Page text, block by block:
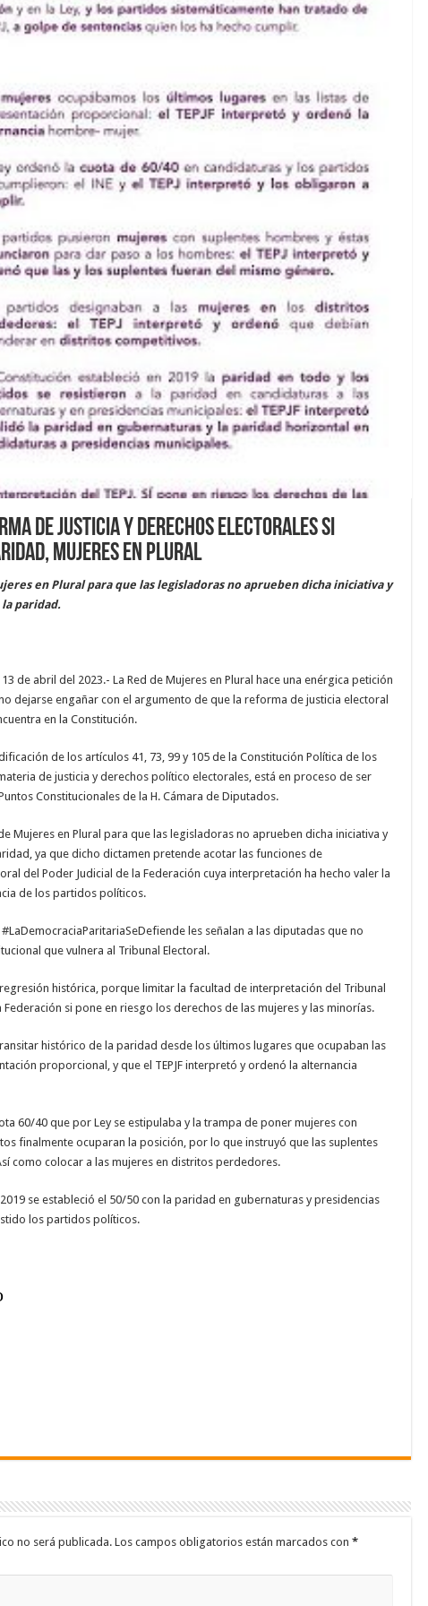
de justicia y derechos electorales si
Mujeres en Plural
en Plural para que las legisladoras no aprueben dicha iniciativa y
paridad.
de abril del 2023.- La Red de Mujeres en Plural hace una enérgica petición
dejarse engañar con el argumento de que la reforma de justicia electoral
en la Constitución.
de los artículos 41, 73, 99 y 105 de la Constitución Política de los
de justicia y derechos político electorales, está en proceso de ser
Constitucionales de la H. Cámara de Diputados.
Mujeres en Plural para que las legisladoras no aprueben dicha iniciativa y
ya que dicho dictamen pretende acotar las funciones de
del Poder Judicial de la Federación cuya interpretación ha hecho valer la
de los partidos políticos.
les señalan a las diputadas que no
que vulnera al Tribunal Electoral.
histórica, porque limitar la facultad de interpretación del Tribunal
Federación si pone en riesgo los derechos de las mujeres y las minorías.
histórico de la paridad desde los últimos lugares que ocupaban las
proporcional, y que el TEPJF interpretó y ordenó la alternancia
60/40 que por Ley se estipulaba y la trampa de poner mujeres con
finalmente ocuparan la posición, por lo que instruyó que las suplentes
como colocar a las mujeres en distritos perdedores.
se estableció el 50/50 con la paridad en gubernaturas y presidencias
los partidos políticos.
no será publicada.Los campos obligatorios están marcados con *